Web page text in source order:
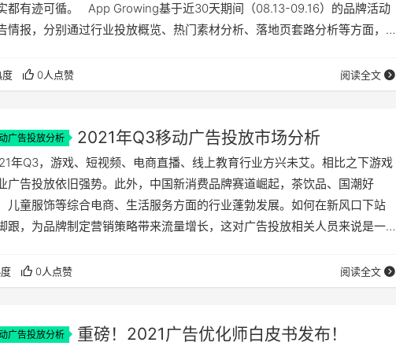
都有迹可循。 App Growing基于近30天期间（08.13-09.16）的品牌活动
情报，分别通过行业投放概览、热门素材分析、落地页套路分析等方面，
投放概览 以品牌活动广告为主的广告投放数前十行业如下，可见生活服
金融、汽车、家居家装、招…
度 0人点赞 阅读全文
广告投放分析 2021年Q3移动广告投放市场分析
年Q3，游戏、短视频、电商直播、线上教育行业方兴未艾。相比之下游戏
广告投放依旧强势。此外，中国新消费品牌赛道崛起，茶饮品、国潮好
儿童服饰等综合电商、生活服务方面的行业蓬勃发展。如何在新风口下站
跟，为品牌制定营销策略带来流量增长，这对广告投放相关人员来说是一
，深入解读2021年Q3（07.01-09.28）期间移动广告投放市场的发展变
帮助移动广告从业者了解2021年Q3线上营销推广新方向。 01…
0人点赞 阅读全文
广告投放分析 重磅！2021广告优化师白皮书发布！